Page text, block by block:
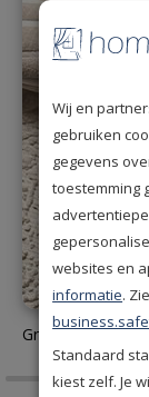
Gratis behang
Wij en
gebruiken
gegevens
toestemming
websites en
informatie.
Standaard
kiest zelf. Je